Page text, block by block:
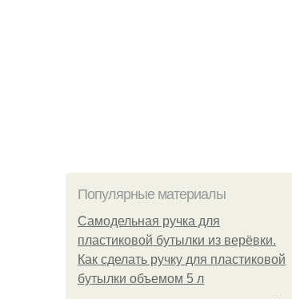
Популярные материалы
Самодельная ручка для
пластиковой бутылки из верёвки.
Как сделать ручку для пластиковой
бутылки объемом 5 л